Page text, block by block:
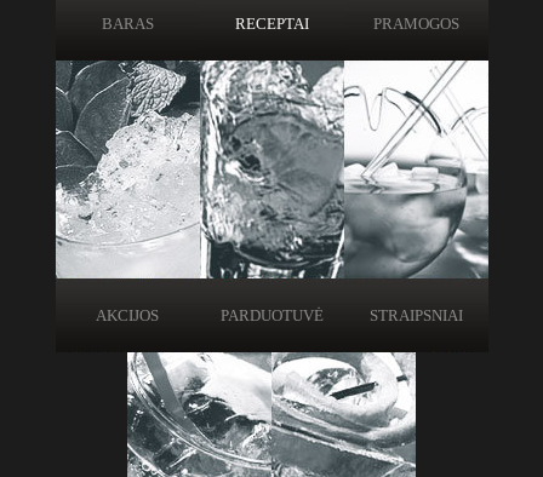
BARAS RECEPTAI PRAMOGOS
AKCIJOS PARDUOTUVĖ STRAIPSNIAI